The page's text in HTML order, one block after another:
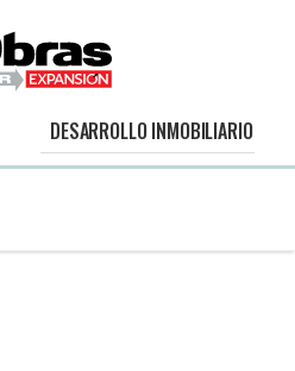
DESARROLLO INMOBILIARIO